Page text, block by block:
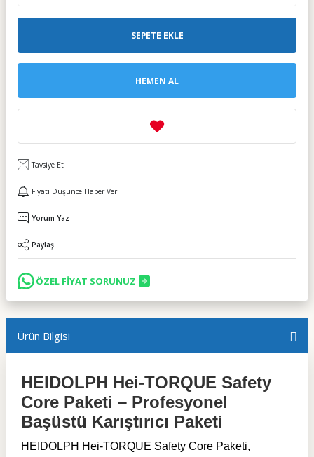
SEPETE EKLE
HEMEN AL
Tavsiye Et
Fiyatı Düşünce Haber Ver
Yorum Yaz
Paylaş
ÖZEL FİYAT SORUNUZ
Ürün Bilgisi
HEIDOLPH Hei-TORQUE Safety
Core Paketi – Profesyonel
Başüstü Karıştırıcı Paketi
HEIDOLPH Hei-TORQUE Safety Core Paketi,